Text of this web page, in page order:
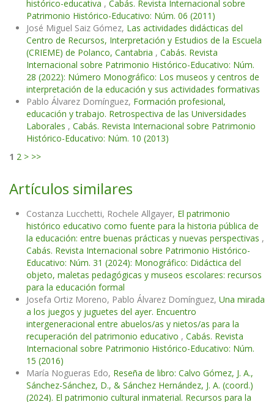
histórico-educativa , Cabás. Revista Internacional sobre
Patrimonio Histórico-Educativo: Núm. 06 (2011)
José Miguel Saiz Gómez, Las actividades didácticas del
Centro de Recursos, Interpretación y Estudios de la Escuela
(CRIEME) de Polanco, Cantabria , Cabás. Revista
Internacional sobre Patrimonio Histórico-Educativo: Núm.
28 (2022): Número Monográfico: Los museos y centros de
interpretación de la educación y sus actividades formativas
Pablo Álvarez Domínguez, Formación profesional,
educación y trabajo. Retrospectiva de las Universidades
Laborales , Cabás. Revista Internacional sobre Patrimonio
Histórico-Educativo: Núm. 10 (2013)
1 2 > >>
Artículos similares
Costanza Lucchetti, Rochele Allgayer, El patrimonio
histórico educativo como fuente para la historia pública de
la educación: entre buenas prácticas y nuevas perspectivas ,
Cabás. Revista Internacional sobre Patrimonio Histórico-
Educativo: Núm. 31 (2024): Monográfico: Didáctica del
objeto, maletas pedagógicas y museos escolares: recursos
para la educación formal
Josefa Ortiz Moreno, Pablo Álvarez Domínguez, Una mirada
a los juegos y juguetes del ayer. Encuentro
intergeneracional entre abuelos/as y nietos/as para la
recuperación del patrimonio educativo , Cabás. Revista
Internacional sobre Patrimonio Histórico-Educativo: Núm.
15 (2016)
María Nogueras Edo, Reseña de libro: Calvo Gómez, J. A.,
Sánchez-Sánchez, D., & Sánchez Hernández, J. A. (coord.)
(2024). El patrimonio cultural inmaterial. Recursos para la